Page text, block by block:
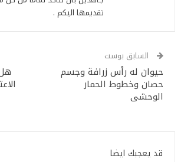
تقديمها اليكم .
السابق بوست
حيوان له رأس زرافة وجسم
حصان وخطوط الحمار
الوحشى
قد يعجبك ايضا